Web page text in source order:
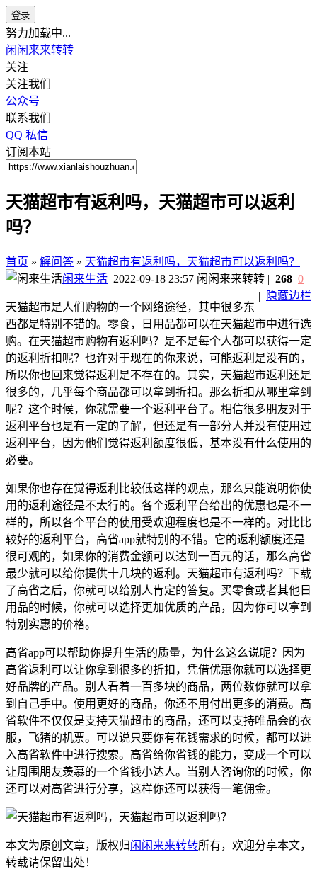
登录
努力加载中...
闲闲来来转转
关注
关注我们
公众号
联系我们
QQ 私信
订阅本站
天猫超市有返利吗，天猫超市可以返利
吗？
首页 » 解问答 » 天猫超市有返利吗，天猫超市可以返利吗？
闲来生活 2022-09-18 23:57 闲闲来来转转
|
隐藏边栏
| 268 0
天猫超市是人们购物的一个网络途径，其中很多东
西都是特别不错的。零食，日用品都可以在天猫超市中进行选
购。在天猫超市购物有返利吗？是不是每个人都可以获得一定
的返利折扣呢？也许对于现在的你来说，可能返利是没有的，
所以你也回来觉得返利是不存在的。其实，天猫超市返利还是
很多的，几乎每个商品都可以拿到折扣。那么折扣从哪里拿到
呢？这个时候，你就需要一个返利平台了。相信很多朋友对于
返利平台也是有一定的了解，但还是有一部分人并没有使用过
返利平台，因为他们觉得返利额度很低，基本没有什么使用的
必要。
如果你也存在觉得返利比较低这样的观点，那么只能说明你使
用的返利途径是不太行的。各个返利平台给出的优惠也是不一
样的，所以各个平台的使用受欢迎程度也是不一样的。对比比
较好的返利平台，高省app就特别的不错。它的返利额度还是
很可观的，如果你的消费金额可以达到一百元的话，那么高省
最少就可以给你提供十几块的返利。天猫超市有返利吗？下载
了高省之后，你就可以给别人肯定的答复。买零食或者其他日
用品的时候，你就可以选择更加优质的产品，因为你可以拿到
特别实惠的价格。
高省app可以帮助你提升生活的质量，为什么这么说呢？因为
高省返利可以让你拿到很多的折扣，凭借优惠你就可以选择更
好品牌的产品。别人看着一百多块的商品，两位数你就可以拿
到自己手中。使用更好的商品，你还不用付出更多的消费。高
省软件不仅仅是支持天猫超市的商品，还可以支持唯品会的衣
服，飞猪的机票。可以说只要你有花钱需求的时候，都可以进
入高省软件中进行搜索。高省给你省钱的能力，变成一个可以
让周围朋友羡慕的一个省钱小达人。当别人咨询你的时候，你
还可以对高省进行分享，这样你还可以获得一笔佣金。
本文为原创文章，版权归闲闲来来转转所有，欢迎分享本文，
转载请保留出处！